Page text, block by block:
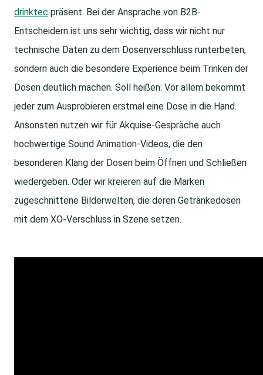
drinktec präsent. Bei der Ansprache von B2B-
Entscheidern ist uns sehr wichtig, dass wir nicht nur
technische Daten zu dem Dosenverschluss runterbeten,
sondern auch die besondere Experience beim Trinken der
Dosen deutlich machen. Soll heißen: Vor allem bekommt
jeder zum Ausprobieren erstmal eine Dose in die Hand.
Ansonsten nutzen wir für Akquise-Gespräche auch
hochwertige Sound Animation-Videos, die den
besonderen Klang der Dosen beim Öffnen und Schließen
wiedergeben. Oder wir kreieren auf die Marken
zugeschnittene Bilderwelten, die deren Getränkedosen
mit dem XO-Verschluss in Szene setzen.